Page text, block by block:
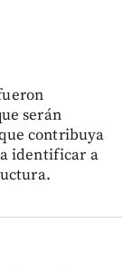
serán
contribuya
identificar a